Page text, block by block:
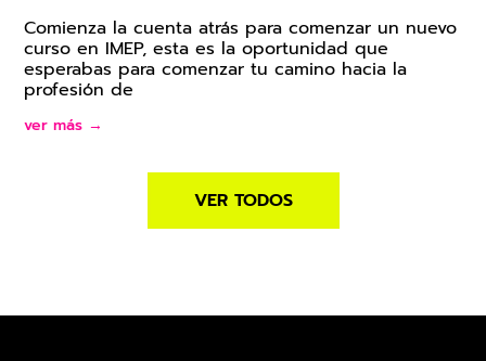
Comienza la cuenta atrás para comenzar un nuevo
curso en IMEP, esta es la oportunidad que
esperabas para comenzar tu camino hacia la
profesión de
ver más →
VER TODOS